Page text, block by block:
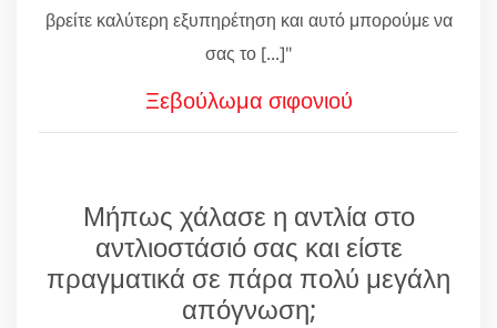
βρείτε καλύτερη εξυπηρέτηση και αυτό μπορούμε να
σας το [...]"
Ξεβούλωμα σιφονιού
Μήπως χάλασε η αντλία στο
αντλιοστάσιό σας και είστε
πραγματικά σε πάρα πολύ μεγάλη
απόγνωση;